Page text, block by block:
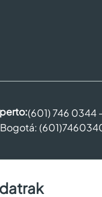
(601) 746 0344
Bogotá: